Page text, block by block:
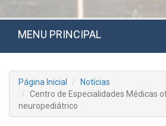
MENU PRINCIPAL
Página Inicial
Notícias
Centro de Especialidades Médicas
neuropediátrico